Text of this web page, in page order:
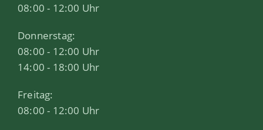
08:00 - 12:00 Uhr
Donnerstag:
08:00 - 12:00 Uhr
14:00 - 18:00 Uhr
Freitag:
08:00 - 12:00 Uhr